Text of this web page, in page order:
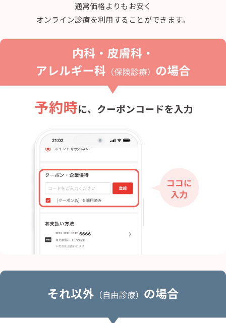
通常価格よりもお安く
オンライン診療を利用することができます。